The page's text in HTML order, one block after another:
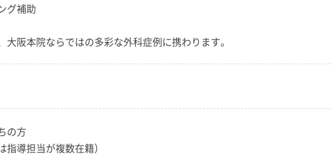
グ補助
阪本院ならではの多彩な外科症例に携わります。
の方
導担当が複数在籍）